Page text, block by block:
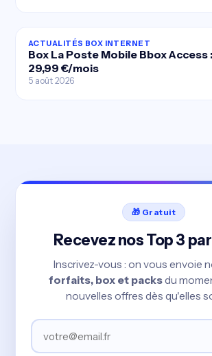
ACTUALITÉS BOX INTERNET
Box La Poste Mobile Bbox Access
29,99 €/mois
5 août 2026
🎁 Gratuit
Recevez nos Top 3
Inscrivez-vous : on vous envoie
forfaits, box et packsdu
nouvelles offres dès qu'elles